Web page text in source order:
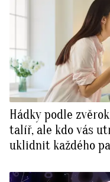
Hádky podle
talíř, ale kdo vás
uklidnit každého